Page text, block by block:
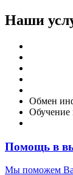
Наши
Обмен
Обучение
Помощь в
Мы поможем Вам